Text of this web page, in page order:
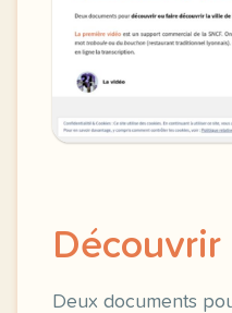
Découvrir
Deux documents